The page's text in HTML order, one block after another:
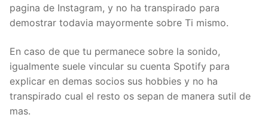
pagina de Instagram, y no ha transpirado para
demostrar todavia mayormente sobre Ti mismo.
En caso de que tu permanece sobre la sonido,
igualmente suele vincular su cuenta Spotify para
explicar en demas socios sus hobbies y no ha
transpirado cual el resto os sepan de manera sutil de
mas.